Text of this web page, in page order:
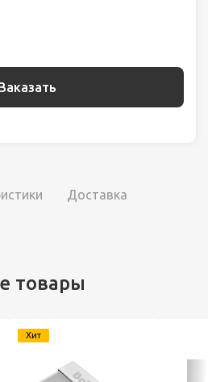
Доставка
товары
Хит